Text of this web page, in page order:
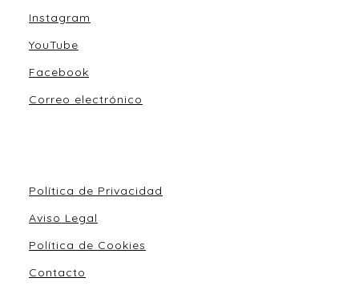
Instagram
YouTube
Facebook
Correo electrónico
Política de Privacidad
Aviso Legal
Política de Cookies
Contacto